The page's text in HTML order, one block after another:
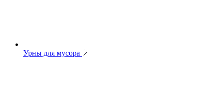
Урны для мусора